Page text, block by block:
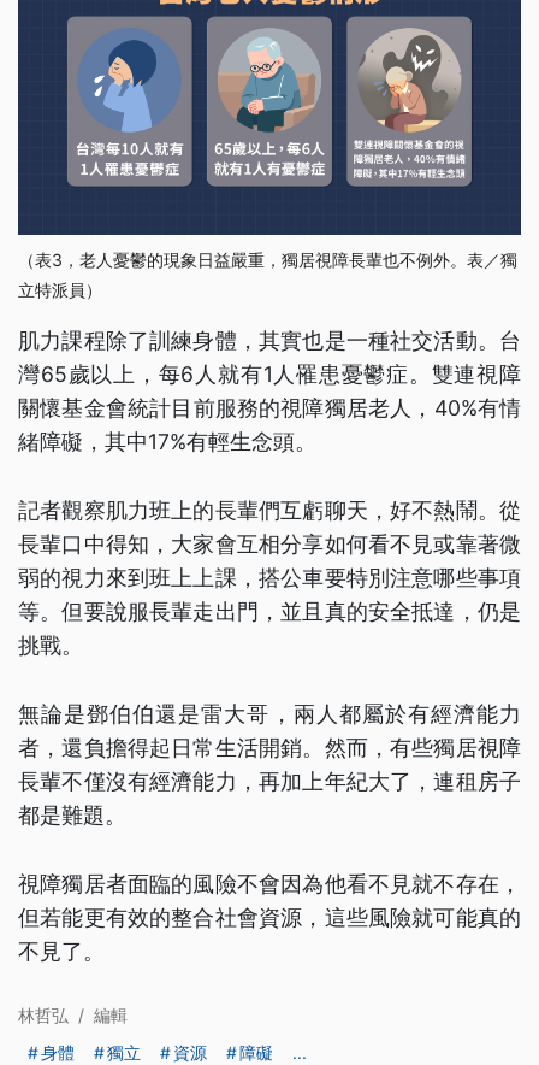
（表3，老人憂鬱的現象日益嚴重，獨居視障長輩也不例外。表／獨
立特派員）
肌力課程除了訓練身體，其實也是一種社交活動。台
灣65歲以上，每6人就有1人罹患憂鬱症。雙連視障
關懷基金會統計目前服務的視障獨居老人，40%有情
緒障礙，其中17%有輕生念頭。
記者觀察肌力班上的長輩們互虧聊天，好不熱鬧。從
長輩口中得知，大家會互相分享如何看不見或靠著微
弱的視力來到班上上課，搭公車要特別注意哪些事項
等。但要說服長輩走出門，並且真的安全抵達，仍是
挑戰。
無論是鄧伯伯還是雷大哥，兩人都屬於有經濟能力
者，還負擔得起日常生活開銷。然而，有些獨居視障
長輩不僅沒有經濟能力，再加上年紀大了，連租房子
都是難題。
視障獨居者面臨的風險不會因為他看不見就不存在，
但若能更有效的整合社會資源，這些風險就可能真的
不見了。
林哲弘 / 編輯
身體
獨立 資源 障礙 ...